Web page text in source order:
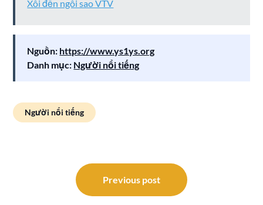
Xôi đến ngôi sao VTV
Nguồn: https://www.ys1ys.org
Danh mục: Người nổi tiếng
Người nổi tiếng
Previous post